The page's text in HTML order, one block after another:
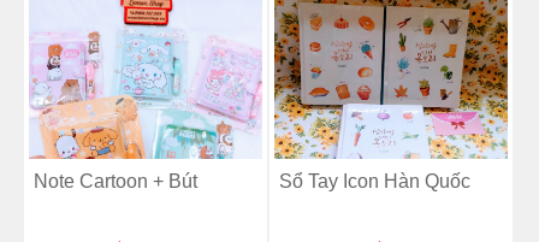
Note Cartoon + Bút Sổ Tay Icon Hàn Quốc